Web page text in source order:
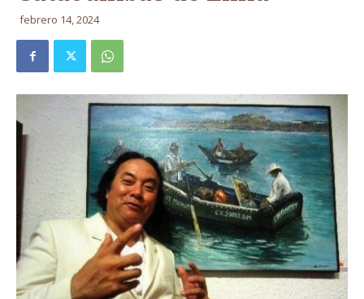
febrero 14, 2024